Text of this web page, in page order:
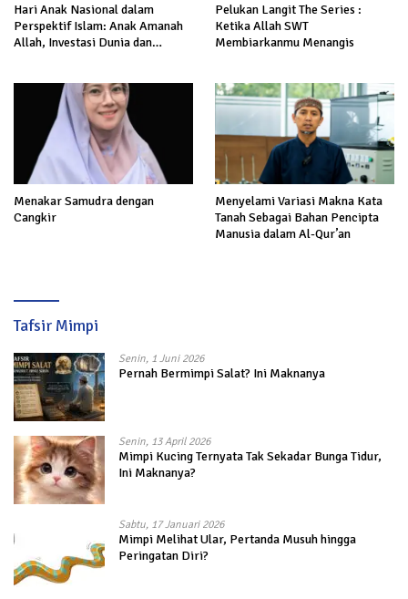
Hari Anak Nasional dalam
Perspektif Islam: Anak Amanah
Allah, Investasi Dunia dan
Pelukan Langit The Series :
Ketika Allah SWT
Membiarkanmu Menangis
Menakar Samudra dengan
Cangkir
Menyelami Variasi Makna Kata
Tanah Sebagai Bahan Pencipta
Manusia dalam Al-Qur’an
Tafsir Mimpi
Senin, 1 Juni 2026
Pernah Bermimpi Salat? Ini Maknanya
Senin, 13 April 2026
Mimpi Kucing Ternyata Tak Sekadar Bunga Tidur,
Ini Maknanya?
Sabtu, 17 Januari 2026
Mimpi Melihat Ular, Pertanda Musuh hingga
Peringatan Diri?